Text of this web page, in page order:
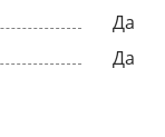
Да
Да